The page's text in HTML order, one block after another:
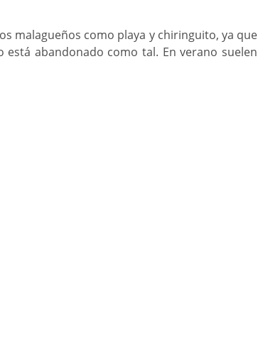
malagueños como playa y chiringuito, ya que
abandonado como tal. En verano suelen